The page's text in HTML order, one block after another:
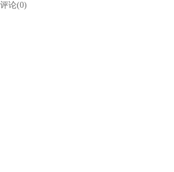
评论(0)